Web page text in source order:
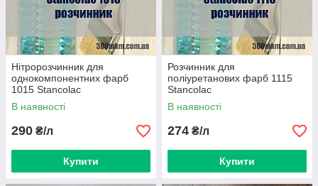
Нітророзчинник для
однокомпонентних фарб
1015 Stancolac
В наявності
290 ₴/л
Купити
Розчинник для
поліуретанових фарб 1115
Stancolac
В наявності
274 ₴/л
Купити